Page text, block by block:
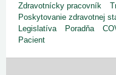
Zdravotnícky pracovník
Poskytovanie zdravotnej
Legislatíva
Poradňa
Pacient